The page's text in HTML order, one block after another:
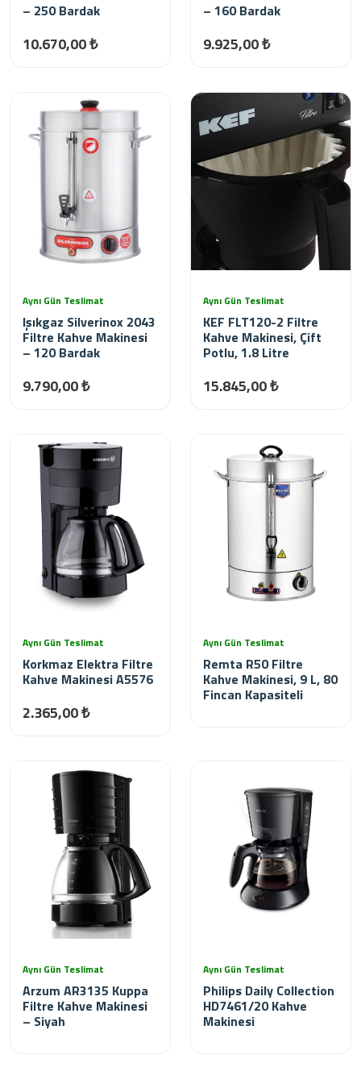
– 250 Bardak
10.670,00 ₺
– 160 Bardak
9.925,00 ₺
Aynı Gün Teslimat
Işıkgaz Silverinox 2043
Filtre Kahve Makinesi
– 120 Bardak
9.790,00 ₺
Aynı Gün Teslimat
KEF FLT120-2 Filtre
Kahve Makinesi, Çift
Potlu, 1.8 Litre
15.845,00 ₺
Aynı Gün Teslimat
Korkmaz Elektra Filtre
Kahve Makinesi A5576
2.365,00 ₺
Aynı Gün Teslimat
Remta R50 Filtre
Kahve Makinesi, 9 L, 80
Fincan Kapasiteli
Aynı Gün Teslimat
Arzum AR3135 Kuppa
Filtre Kahve Makinesi
– Siyah
Aynı Gün Teslimat
Philips Daily Collection
HD7461/20 Kahve
Makinesi